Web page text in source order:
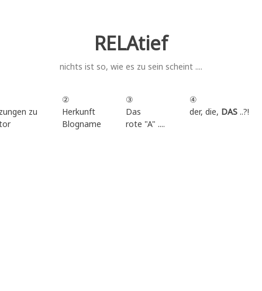
RELAtief
nichts ist so, wie es zu sein scheint ....
zu
②
Herkunft
Blogname
③
Das
rote "A" ....
④
der, die, DAS..?!